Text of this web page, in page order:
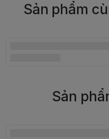
Sản phẩm
Sản